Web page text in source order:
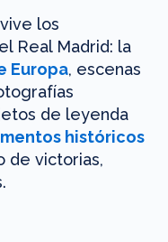
los
Real Madrid: la
Europa, escenas
de leyenda
históricos
de victorias,